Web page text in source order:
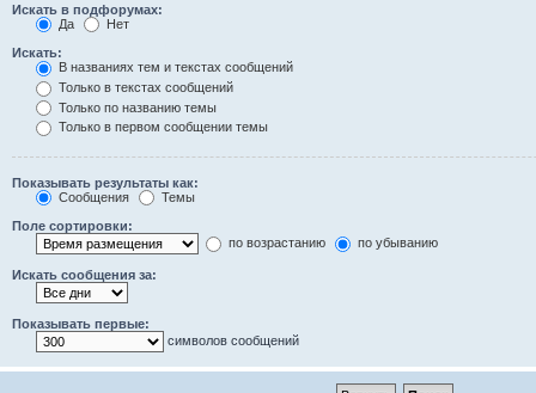
Искать в подфорумах:
Да
Нет
Искать:
В названиях тем и текстах сообщений
Только в текстах сообщений
Только по названию темы
Только в первом сообщении темы
Показывать результаты как:
Сообщения
Темы
Поле сортировки:
по возрастанию
по убыванию
Искать сообщения за:
Показывать первые:
символов сообщений